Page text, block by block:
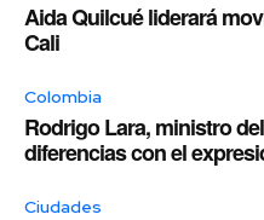
Aida Quilcué liderará
Cali
Colombia
Rodrigo Lara, ministro
diferencias con el
Ciudades